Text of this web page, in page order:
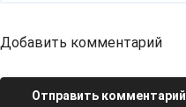
Добавить комментарий
Отправить комментарий